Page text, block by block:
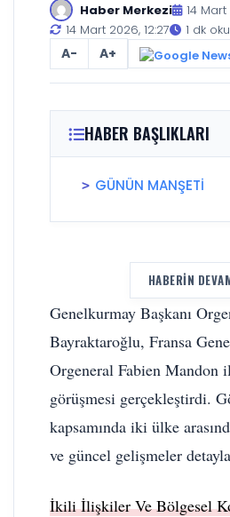
Haber Merkezi
14 Mart
14 Mart 2026, 12:27
1 dk
A- A+
HABER BAŞLIKLARI
GÜNÜN MANŞETİ
HABERIN
Genelkurmay Başkanı
Bayraktaroğlu, Fransa
Orgeneral Fabien Mandon
görüşmesi gerçekleştirdi.
kapsamında iki ülke
ve güncel gelişmeler
İkili İlişkiler Ve Bölgesel